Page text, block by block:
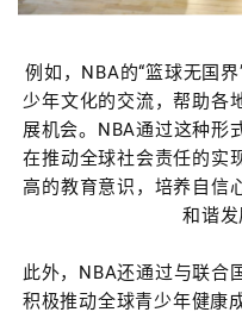
例如，NBA的“篮球无国
少年文化的交流，帮助各
展机会。NBA通过这种形
在推动全球社会责任的实
高的教育意识，培养自信
和谐发
此外，NBA还通过与联合
积极推动全球青少年健康